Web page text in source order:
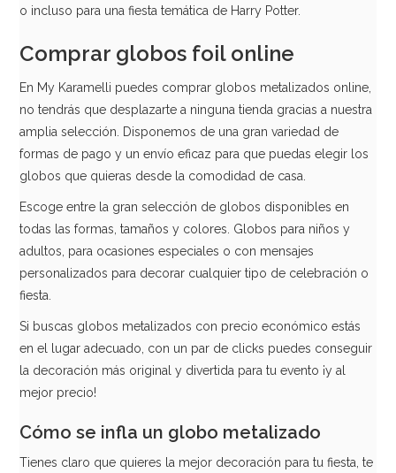
Globo Orbz Minnie Mouse 40 cm
8,95€
o incluso para una fiesta temática de Harry Potter.
Comprar globos foil online
En My Karamelli puedes comprar globos metalizados online,
no tendrás que desplazarte a ninguna tienda gracias a nuestra
amplia selección. Disponemos de una gran variedad de
formas de pago y un envío eficaz para que puedas elegir los
globos que quieras desde la comodidad de casa.
Escoge entre la gran selección de globos disponibles en
todas las formas, tamaños y colores. Globos para niños y
adultos, para ocasiones especiales o con mensajes
personalizados para decorar cualquier tipo de celebración o
fiesta.
Si buscas globos metalizados con precio económico estás
en el lugar adecuado, con un par de clicks puedes conseguir
la decoración más original y divertida para tu evento ¡y al
mejor precio!
Cómo se infla un globo metalizado
Tienes claro que quieres la mejor decoración para tu fiesta, te